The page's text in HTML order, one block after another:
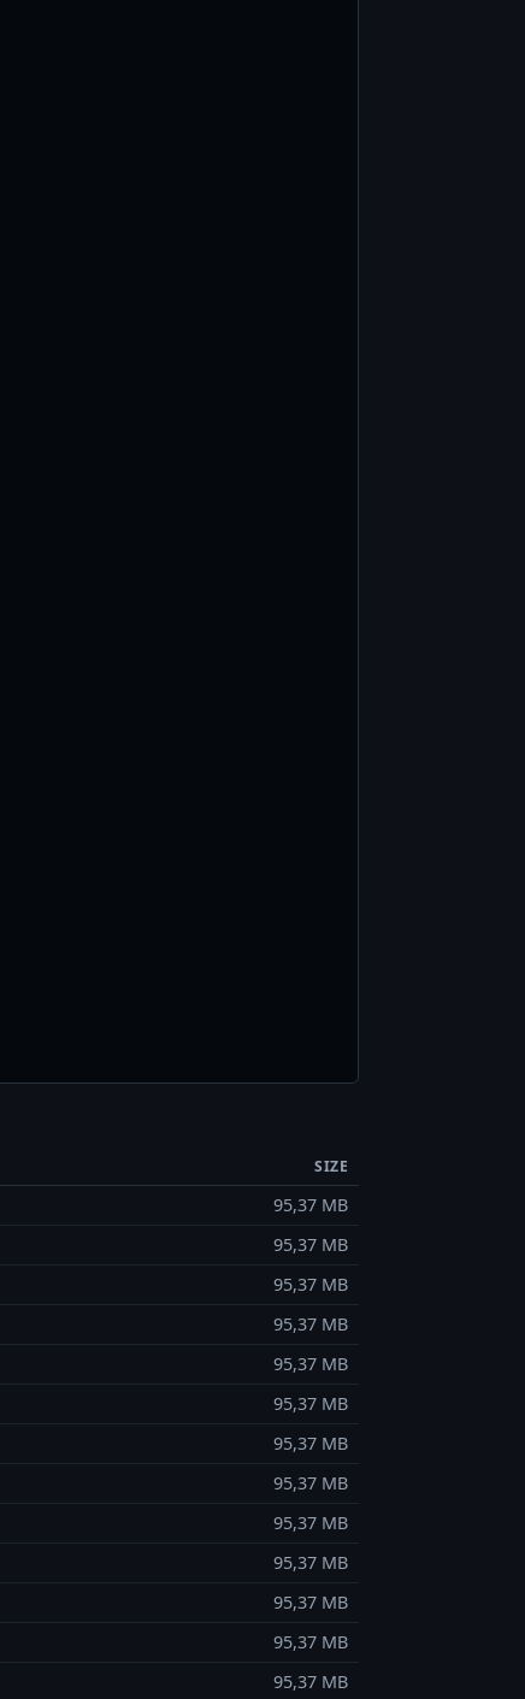
SIZE
95,37 MB
95,37 MB
95,37 MB
95,37 MB
95,37 MB
95,37 MB
95,37 MB
95,37 MB
95,37 MB
95,37 MB
95,37 MB
95,37 MB
95,37 MB